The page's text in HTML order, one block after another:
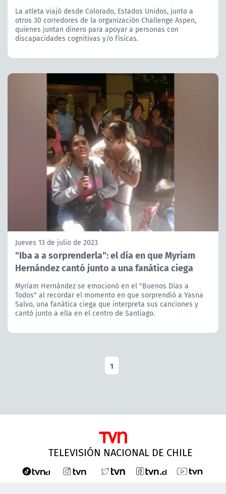
La atleta viajó desde Colorado, Estados Unidos, junto a
otros 30 corredores de la organización Challenge Aspen,
quienes juntan dinero para apoyar a personas con
discapacidades cognitivas y/o físicas.
Jueves 13 de julio de 2023
"Iba a a sorprenderla": el día en que Myriam
Hernández cantó junto a una fanática ciega
Myriam Hernández se emocionó en el "Buenos Días a
Todos" al recordar el momento en que sorprendió a Yasna
Salvo, una fanática ciega que interpreta sus canciones y
cantó junto a ella en el centro de Santiago.
1
TELEVISIÓN NACIONAL DE CHILE